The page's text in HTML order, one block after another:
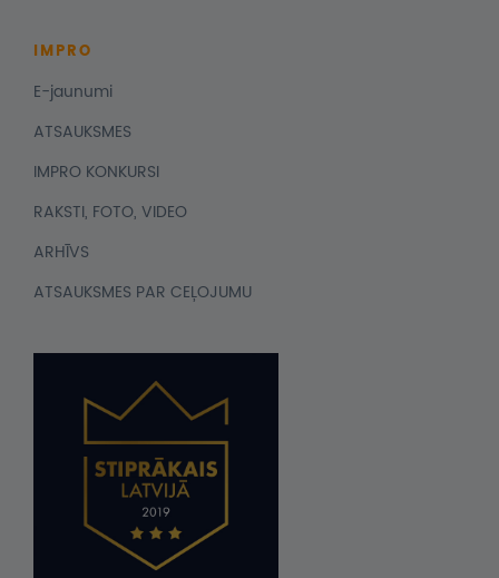
IMPRO
E-jaunumi
ATSAUKSMES
IMPRO KONKURSI
RAKSTI, FOTO, VIDEO
ARHĪVS
ATSAUKSMES PAR CEĻOJUMU